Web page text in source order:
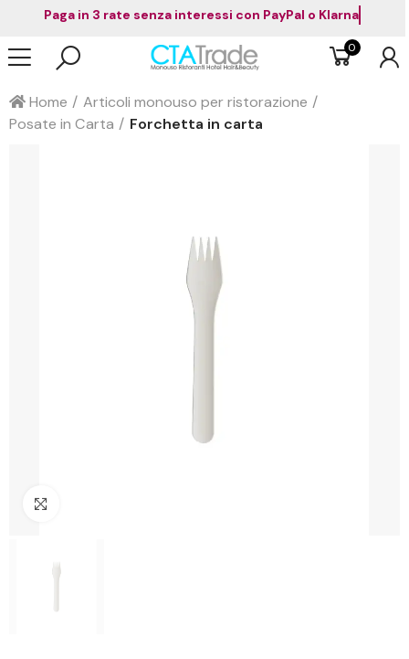
Paga in 3 rate senza interessi con PayPal o Klarna
0
Home
Articoli monouso per ristorazione
Posate in Carta
Forchetta in carta